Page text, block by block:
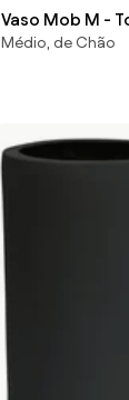
Médio, de Chão